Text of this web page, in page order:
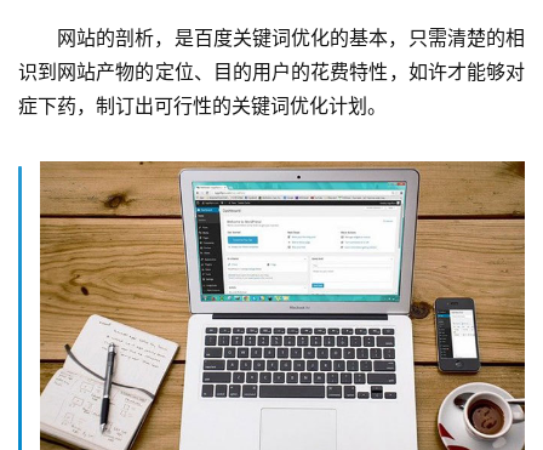
网站的剖析，是百度关键词优化的基本，只需清楚的相
识到网站产物的定位、目的用户的花费特性，如许才能够对
症下药，制订出可行性的关键词优化计划。